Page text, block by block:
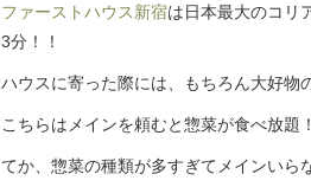
ファーストハウス新宿は日本最大のコリ
3分！！
ハウスに寄った際には、もちろん大好物
こちらはメインを頼むと惣菜が食べ放題
てか、惣菜の種類が多すぎてメインいら